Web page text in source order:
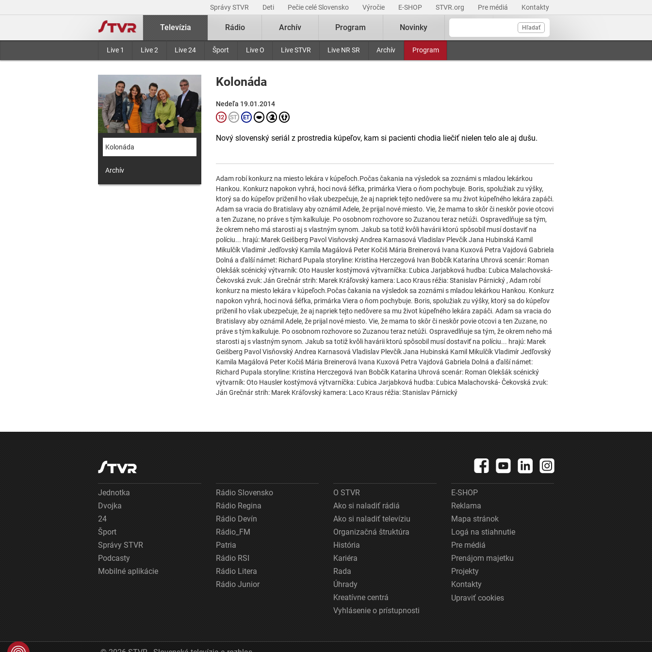
Správy STVR Deti Pečie celé Slovensko Výročie E-SHOP STVR.org Pre médiá Kontakty
Hľadať
Televízia
Live 1 Live 2 Live 24 Šport Live O Live STVR Live NR SR Archív Program
Rádio Archív Program Novinky
Kolonáda
Archív
Kolonáda
Nedeľa 19.01.2014
Nový slovenský seriál z prostredia kúpeľov, kam si pacienti chodia liečiť nielen telo ale aj dušu.
Adam robí konkurz na miesto lekára v kúpeľoch.Počas čakania na výsledok sa zoznámi s mladou lekárkou
Hankou. Konkurz napokon vyhrá, hoci nová šéfka, primárka Viera o ňom pochybuje. Boris, spolužiak zu výšky,
ktorý sa do kúpeľov priženil ho však ubezpečuje, že aj napriek tejto nedôvere sa mu život kúpeľného lekára zapáči.
Adam sa vracia do Bratislavy aby oznámil Adele, že prijal nové miesto. Vie, že mama to skôr či neskôr povie otcovi
a ten Zuzane, no práve s tým kalkuluje. Po osobnom rozhovore so Zuzanou teraz netúži. Ospravedlňuje sa tým,
že okrem neho má starosti aj s vlastným synom. Jakub sa totiž kvôli havárii ktorú spôsobil musí dostaviť na
políciu... hrajú: Marek Geišberg Pavol Visňovský Andrea Karnasová Vladislav Plevčík Jana Hubinská Kamil
Mikulčík Vladimír Jedľovský Kamila Magálová Peter Kočiš Mária Breinerová Ivana Kuxová Petra Vajdová Gabriela
Dolná a ďalší námet: Richard Pupala storyline: Kristína Herczegová Ivan Bobčík Katarína Uhrová scenár: Roman
Olekšák scénický výtvarník: Oto Hausler kostýmová výtvarníčka: Ľubica Jarjabková hudba: Ľubica Malachovská-
Čekovská zvuk: Ján Grečnár strih: Marek Kráľovský kamera: Laco Kraus réžia: Stanislav Párnický , Adam robí
konkurz na miesto lekára v kúpeľoch.Počas čakania na výsledok sa zoznámi s mladou lekárkou Hankou. Konkurz
napokon vyhrá, hoci nová šéfka, primárka Viera o ňom pochybuje. Boris, spolužiak zu výšky, ktorý sa do kúpeľov
priženil ho však ubezpečuje, že aj napriek tejto nedôvere sa mu život kúpeľného lekára zapáči. Adam sa vracia do
Bratislavy aby oznámil Adele, že prijal nové miesto. Vie, že mama to skôr či neskôr povie otcovi a ten Zuzane, no
práve s tým kalkuluje. Po osobnom rozhovore so Zuzanou teraz netúži. Ospravedlňuje sa tým, že okrem neho má
starosti aj s vlastným synom. Jakub sa totiž kvôli havárii ktorú spôsobil musí dostaviť na políciu... hrajú: Marek
Geišberg Pavol Visňovský Andrea Karnasová Vladislav Plevčík Jana Hubinská Kamil Mikulčík Vladimír Jedľovský
Kamila Magálová Peter Kočiš Mária Breinerová Ivana Kuxová Petra Vajdová Gabriela Dolná a ďalší námet:
Richard Pupala storyline: Kristína Herczegová Ivan Bobčík Katarína Uhrová scenár: Roman Olekšák scénický
výtvarník: Oto Hausler kostýmová výtvarníčka: Ľubica Jarjabková hudba: Ľubica Malachovská- Čekovská zvuk:
Ján Grečnár strih: Marek Kráľovský kamera: Laco Kraus réžia: Stanislav Párnický
Jednotka
Dvojka
24
Šport
Správy STVR
Podcasty
Mobilné aplikácie
Rádio Slovensko
Rádio Regina
Rádio Devín
Rádio_FM
Patria
Rádio RSI
Rádio Litera
Rádio Junior
O STVR
Ako si naladiť rádiá
Ako si naladiť televíziu
Organizačná štruktúra
História
Kariéra
Rada
Úhrady
Kreatívne centrá
Vyhlásenie o prístupnosti
E-SHOP
Reklama
Mapa stránok
Logá na stiahnutie
Pre médiá
Prenájom majetku
Projekty
Kontakty
Upraviť cookies